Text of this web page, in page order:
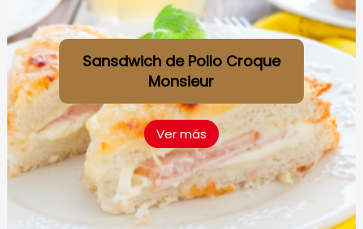
Sansdwich de Pollo Croque
Monsieur
Ver más